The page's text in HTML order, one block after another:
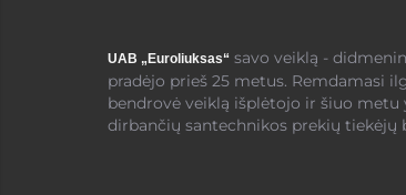
UAB „Euroliuksas“ savo veiklą -
pradėjo prieš 25 metus. Remdamasi
bendrovė veiklą išplėtojo ir šiuo
dirbančių santechnikos prekių tiekėjų